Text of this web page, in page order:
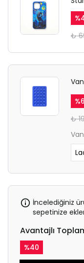
%
₺
%
₺
İncelediğiniz
sepetinize
Avantajlı
%40
Ödeme